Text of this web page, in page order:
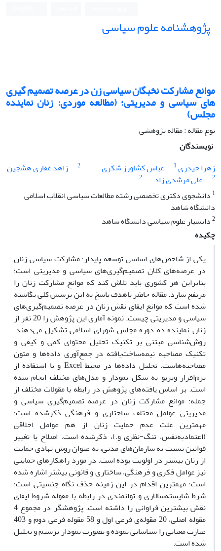
پژوهشنامه علوم سیاسی
موانع مشارکت نخبگان سیاسی زن در عرصه تصمیم گیری
های سیاسی و مدیریتی؛ (مطالعه موردی: زنان نماینده
مجلس)
نوع مقاله : مقاله پژوهشی
نویسندگان
زهرا حیدری1 عباس کشاورز شکری 2 زاهد غفاری هشجین
2 علی مرشدی زاد
2
1 دانشجوی دکتری تخصصی رشته مطالعات سیاسی انقلاب اسلامی
دانشگاه شاهد
2دانشیار علوم سیاسی دانشگاه شاهد
چکیده
یکی از شاخص‌های اساسی توسعه پایدار؛ مشارکت سیاسی زنان
در عرصه‌های کلان تصمیم‌گیری‌های سیاسی و مدیریتی است؛
بنابراین هر کشوری باید تلاش کند که موانع مشارکت زنان را
مرتفع سازد. مقاله حاضر باهدف پاسخ به این پرسش کلی نگاشته
شده است که موانع ایفای نقش زنان در عرصه تصمیم‌گیری‌های
سیاسی و مدیریتی چیست. نمونه آماری این پژوهش را 20 نفر از
زنان نماینده ده دوره مجلس شورای اسلامی تشکیل می‌دهند.
روش‌شناسی مبتنی بر تکنیک تحلیل محتوای کمی و کیفی و
تکنیک مصاحبه نیمه‌ساخت‌یافته در جمع‌آوری داده‌ها و متون
مصاحبه‌هاست. تحلیل داده‌ها در محیط Excel و با استفاده از
نرم‌افزار ویزیو به شکل نمودار و مدل‌های مختلف انجام‌ شده
است. بر اساس یافته‌های پژوهش در رابطه با مقولات مختلف از
جمله: موانع مشارکت زنان در عرصه تصمیم‌گیری سیاسی و
مدیریتی عوامل مختلف ساختاری و فرهنگی ذکرشده است؛
مهمترین علت عدم حمایت زنان از هم عوامل اخلاقی
(اعتمادبه‌نفس، تنگ-نظری و.)، ذکرشده است. اصلاح یا تغییر
قوانین نسبت به سازمان‌های مدنی، به ‌عنوان روش نهادی حمایت
از زنان بیشتر در اولویت بوده است. در مورد راهکارهای حمایتی
نیز عوامل فکری و فرهنگی، ساختاری و قانونی بیشتر اشاره‌ شده
است؛ مهمترین اقدام در این زمینه حذف نگاه جنسیتی است؛
شرط شایسته‌سالاری و توانمندی در رابطه با مقوله شروط ایفای
نقش بیشترین فراوانی را داشته است. پژوهشگر در مجموع 4
مقوله اصلی، 20 مقوله‌ی فرعی اول و 58 مقوله فرعی دوم و 403
عبارت معنایی را شناسایی نموده و بصورت نمودار‌ ترسیم و تحلیل
شده است.